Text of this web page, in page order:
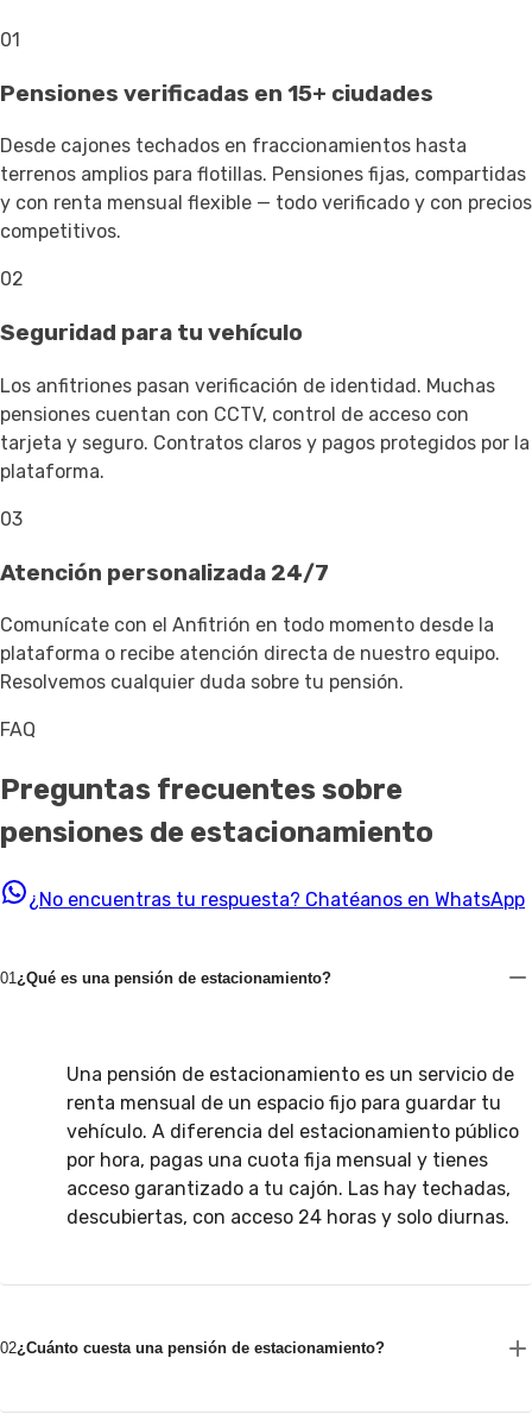
01
Pensiones verificadas en 15+ ciudades
Desde cajones techados en fraccionamientos hasta
terrenos amplios para flotillas. Pensiones fijas, compartidas
y con renta mensual flexible — todo verificado y con precios
competitivos.
02
Seguridad para tu vehículo
Los anfitriones pasan verificación de identidad. Muchas
pensiones cuentan con CCTV, control de acceso con
tarjeta y seguro. Contratos claros y pagos protegidos por la
plataforma.
03
Atención personalizada 24/7
Comunícate con el Anfitrión en todo momento desde la
plataforma o recibe atención directa de nuestro equipo.
Resolvemos cualquier duda sobre tu pensión.
FAQ
Preguntas frecuentes sobre
pensiones de estacionamiento
¿No encuentras tu respuesta? Chatéanos en WhatsApp
01 ¿Qué es una pensión de estacionamiento?
Una pensión de estacionamiento es un servicio de
renta mensual de un espacio fijo para guardar tu
vehículo. A diferencia del estacionamiento público
por hora, pagas una cuota fija mensual y tienes
acceso garantizado a tu cajón. Las hay techadas,
descubiertas, con acceso 24 horas y solo diurnas.
02¿Cuánto cuesta una pensión de estacionamiento?